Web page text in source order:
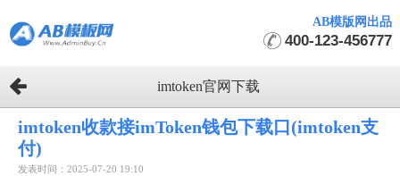
AB模版网出品
400-123-456777
imtoken官网下载
imtoken收款接imToken钱包下载口(imtoken支
付)
发表时间：2025-07-20 19:10